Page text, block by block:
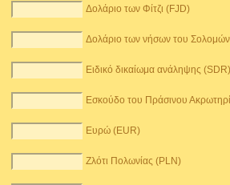
Δολάριο των Φίτζι (FJD)
Δολάριο των νήσων του
Ειδικό δικαίωμα ανάληψης (SDR)
Εσκούδο του Πράσινου
Ευρώ (EUR)
Ζλότι Πολωνίας (PLN)